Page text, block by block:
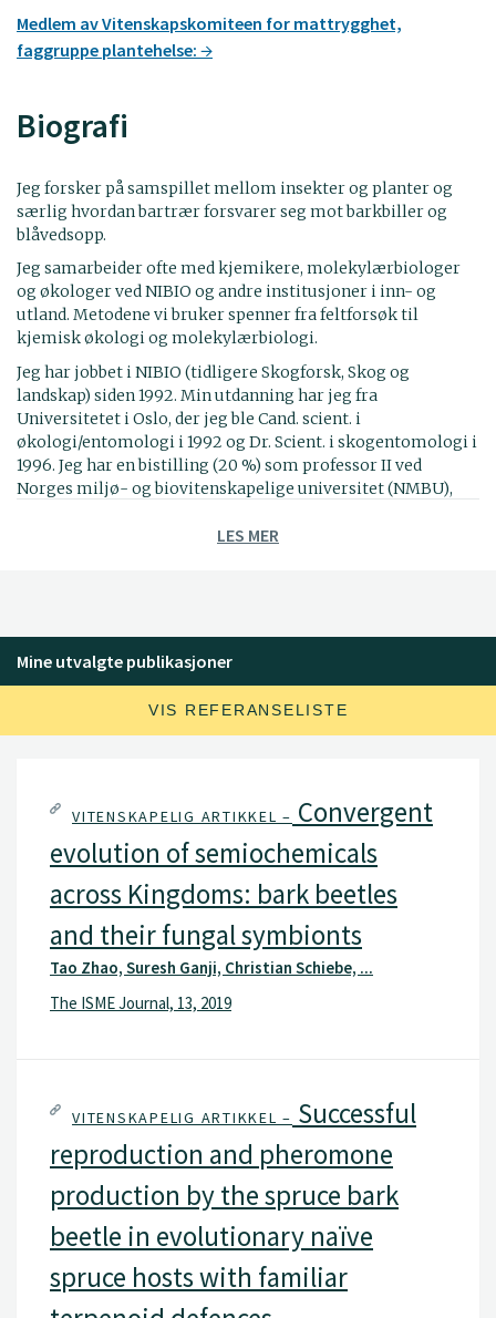
Medlem av Vitenskapskomiteen for mattrygghet,
faggruppe plantehelse:
Biografi
Jeg forsker på samspillet mellom insekter og planter og
særlig hvordan bartrær forsvarer seg mot barkbiller og
blåvedsopp.
Jeg samarbeider ofte med kjemikere, molekylærbiologer
og økologer ved NIBIO og andre institusjoner i inn- og
utland. Metodene vi bruker spenner fra feltforsøk til
kjemisk økologi og molekylærbiologi.
Jeg har jobbet i NIBIO (tidligere Skogforsk, Skog og
landskap) siden 1992. Min utdanning har jeg fra
Universitetet i Oslo, der jeg ble Cand. scient. i
økologi/entomologi i 1992 og Dr. Scient. i skogentomologi i
1996. Jeg har en bistilling (20 %) som professor II ved
Norges miljø- og biovitenskapelige universitet (NMBU),
medlem av Vitenskapskomiteen for mat og miljø,
LES MER
Mine utvalgte publikasjoner
VIS REFERANSELISTE
VITENSKAPELIG ARTIKKEL – Convergent
evolution of semiochemicals
across Kingdoms: bark beetles
and their fungal symbionts
Tao Zhao, Suresh Ganji, Christian Schiebe, ...
The ISME Journal, 13, 2019
VITENSKAPELIG ARTIKKEL – Successful
reproduction and pheromone
production by the spruce bark
beetle in evolutionary naïve
spruce hosts with familiar